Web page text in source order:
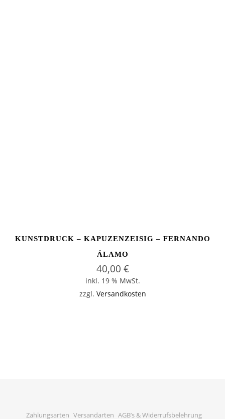
KUNSTDRUCK – KAPUZENZEISIG – FERNANDO
ÁLAMO
40,00 €
inkl. 19 % MwSt.
zzgl. Versandkosten
Zahlungsarten Versandarten AGB’s & Widerrufsbelehrung